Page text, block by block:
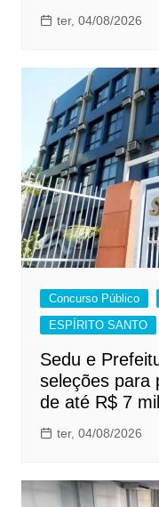
ter, 04/08/2026
Concurso Público
ESPÍRITO SANTO
Sedu e
seleções para
de até R$ 7 mil
ter, 04/08/2026